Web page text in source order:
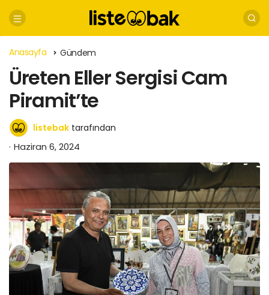
Anasayfa Gündem
Üreten Eller Sergisi Cam
Piramit’te
listebak tarafından
Haziran 6, 2024